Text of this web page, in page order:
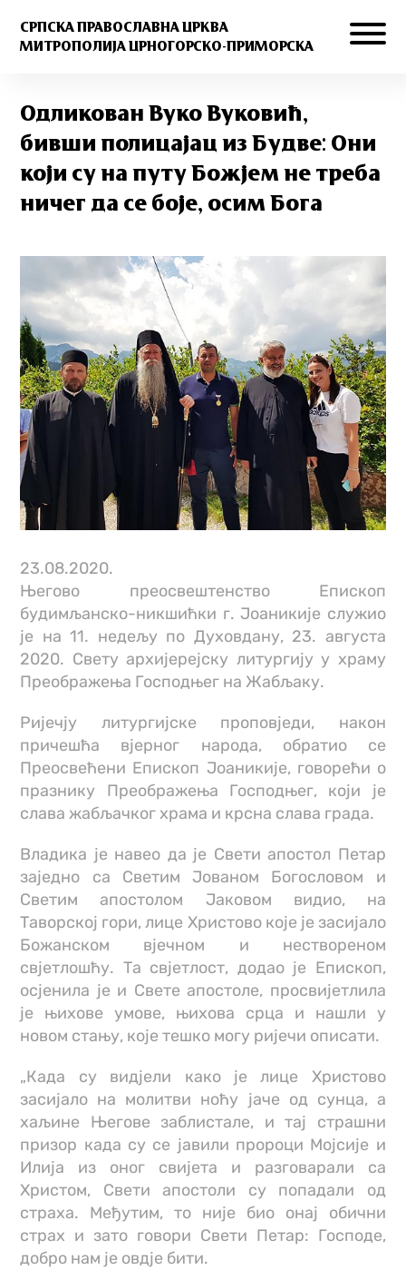
СРПСКА ПРАВОСЛАВНА ЦРКВА
МИТРОПОЛИЈА ЦРНОГОРСКО-ПРИМОРСКА
Одликован Вуко Вуковић,
бивши полицајац из Будве: Они
који су на путу Божјем не треба
ничег да се боје, осим Бога
23.08.2020.
Његово преосвештенство Епископ
будимљанско-никшићки г. Јоаникије служио
је на 11. недељу по Духовдану, 23. августа
2020. Свету архијерејску литургију у храму
Преображења Господњег на Жабљаку.
Ријечју литургијске проповједи, након
причешћа вјерног народа, обратио се
Преосвећени Епископ Јоаникије, говорећи о
празнику Преображења Господњег, који је
слава жабљачког храма и крсна слава града.
Владика је навео да је Свети апостол Петар
заједно са Светим Јованом Богословом и
Светим апостолом Јаковом видио, на
Таворској гори, лице Христово које је засијало
Божанском вјечном и нествореном
свјетлошћу. Та свјетлост, додао је Епископ,
осјенила је и Свете апостоле, просвијетлила
је њихове умове, њихова срца и нашли у
новом стању, које тешко могу ријечи описати.
„Када су видјели како је лице Христово
засијало на молитви ноћу јаче од сунца, а
хаљине Његове заблистале, и тај страшни
призор када су се јавили пророци Мојсије и
Илија из оног свијета и разговарали са
Христом, Свети апостоли су попадали од
страха. Међутим, то није био онај обични
страх и зато говори Свети Петар: Господе,
добро нам је овдје бити.